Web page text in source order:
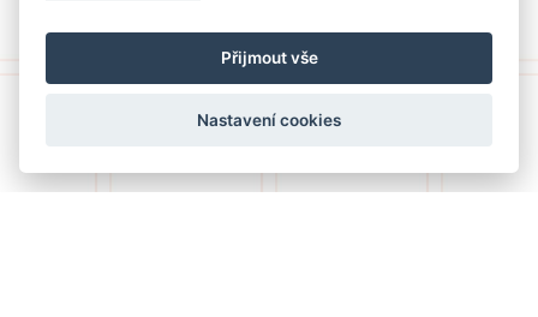
Přijmout vše
Nastavení cookies